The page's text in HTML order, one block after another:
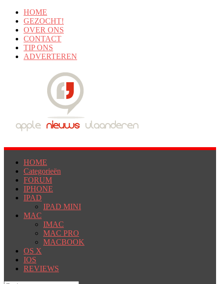
HOME
GEZOCHT!
OVER ONS
CONTACT
TIP ONS
ADVERTEREN
HOME
Categorieën
FORUM
IPHONE
IPAD
IPAD MINI
MAC
IMAC
MAC PRO
MACBOOK
OS X
IOS
REVIEWS